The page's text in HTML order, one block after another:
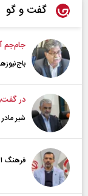
گفت و گو
جام‌جم
در
شیر
فرهنگ